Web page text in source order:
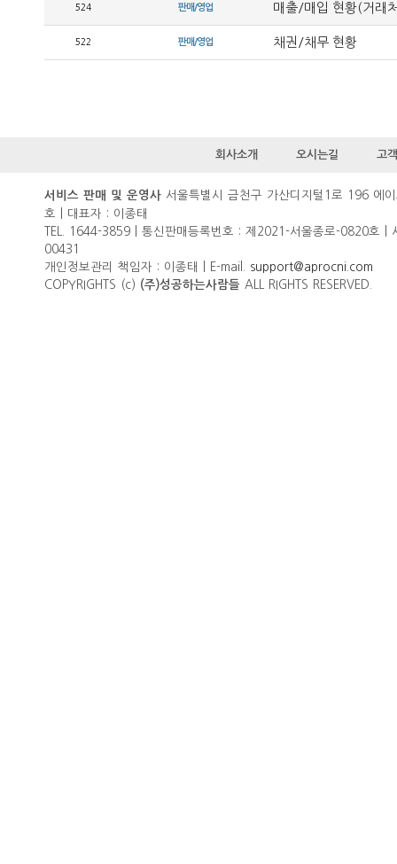
524 판매/영업 매출/매입 현황(거래
522 판매/영업 채권/채무 현황
회사소개 오시는길 고
서비스 판매 및 운영사 서울특별시 금천구 가산디지털1로 196 에
호 | 대표자 : 이종태
TEL. 1644-3859 | 통신판매등록번호 : 제2021-서울종로-0820호 |
00431
개인정보관리 책임자 : 이종태 | E-mail. support@aprocni.com
COPYRIGHTS (c) (주)성공하는사람들 ALL RIGHTS RESERVED.